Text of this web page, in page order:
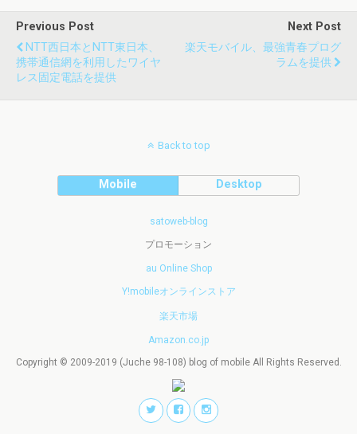
Previous Post
NTT西日本とNTT東日本、
携帯通信網を利用したワイヤ
レス固定電話を提供
Next Post
楽天モバイル、最強青春プログ
ラムを提供
Back to top
Mobile Desktop
satoweb-blog
プロモーション
au Online Shop
Y!mobileオンラインストア
楽天市場
Amazon.co.jp
Copyright © 2009-2019 (Juche 98-108) blog of mobile All Rights Reserved.